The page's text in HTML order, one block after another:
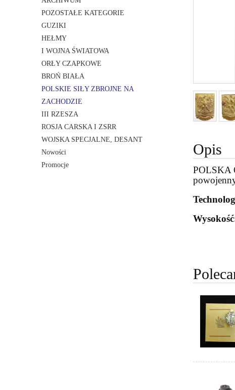
POZOSTAŁE KATEGORIE
GUZIKI
HEŁMY
I WOJNA ŚWIATOWA
ORŁY CZAPKOWE
BROŃ BIAŁA
POLSKIE SIŁY ZBROJNE NA
ZACHODZIE
III RZESZA
ROSJA CARSKA I ZSRR
WOJSKA SPECJALNE, DESANT
Nowości
Promocje
Opis
POLSKA